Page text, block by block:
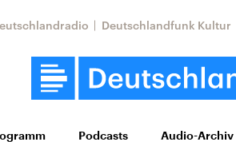
Deutschlandfunk Kultur
Podcasts Audio-Archiv